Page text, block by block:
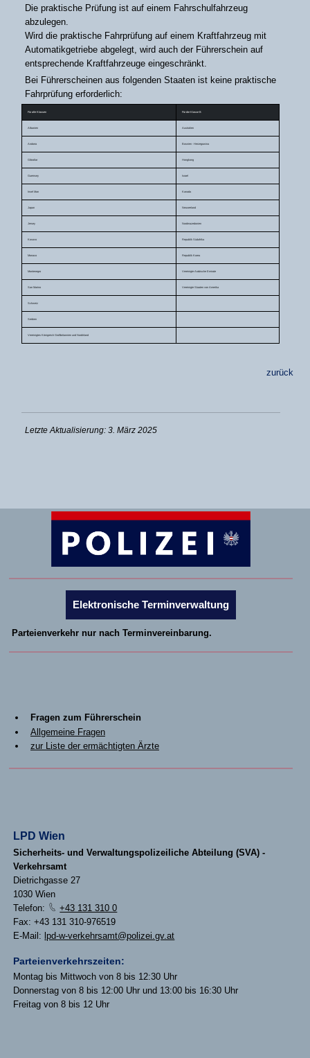
Die praktische Prüfung ist auf einem Fahrschulfahrzeug
abzulegen.
Wird die praktische Fahrprüfung auf einem Kraftfahrzeug mit
Automatikgetriebe abgelegt, wird auch der Führerschein auf
entsprechende Kraftfahrzeuge eingeschränkt.
Bei Führerscheinen aus folgenden Staaten ist keine praktische
Fahrprüfung erforderlich:
Für alle Klassen Für die Klasse B
Albanien Australien
Andorra Bosnien - Herzegowina
Gibraltar Hongkong
Guernsey Israel
Insel Man Kanada
Japan Neuseeland
Jersey Nordmazedonien
Kosovo Republik Südafrika
Monaco Republik Korea
Montenegro Vereinigte Arabische Emirate
San Marino Vereinigte Staaten von Amerika
Schweiz
Serbien
Vereinigtes Königreich Großbritannien und Nordirland
zurück
Letzte Aktualisierung: 3. März 2025
Elektronische Terminverwaltung
Parteienverkehr nur nach Terminvereinbarung.
Fragen zum Führerschein
Allgemeine Fragen
zur Liste der ermächtigten Ärzte
LPD Wien
Sicherheits- und Verwaltungspolizeiliche Abteilung (SVA) -
Verkehrsamt
Dietrichgasse 27
1030 Wien
Telefon:
+43 131 310 0
Fax: +43 131 310-976519
E-Mail: lpd-w-verkehrsamt@polizei.gv.at
Parteienverkehrszeiten:
Montag bis Mittwoch von 8 bis 12:30 Uhr
Donnerstag von 8 bis 12:00 Uhr und 13:00 bis 16:30 Uhr
Freitag von 8 bis 12 Uhr